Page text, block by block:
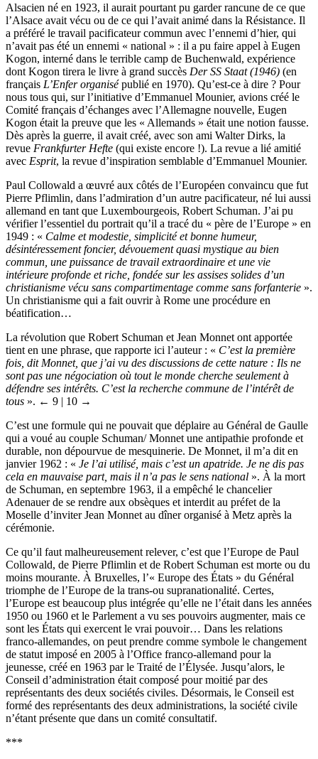
Alsacien né en 1923, il aurait pourtant pu garder rancune de ce que
l’Alsace avait vécu ou de ce qui l’avait animé dans la Résistance. Il
a préféré le travail pacificateur commun avec l’ennemi d’hier, qui
n’avait pas été un ennemi « national » : il a pu faire appel à Eugen
Kogon, interné dans le terrible camp de Buchenwald, expérience
dont Kogon tirera le livre à grand succès Der SS Staat (1946) (en
français L’Enfer organisépublié en 1970). Qu’est-ce à dire ? Pour
nous tous qui, sur l’initiative d’Emmanuel Mounier, avions créé le
Comité français d’échanges avec l’Allemagne nouvelle, Eugen
Kogon était la preuve que les « Allemands » était une notion fausse.
Dès après la guerre, il avait créé, avec son ami Walter Dirks, la
revue Frankfurter Hefte (qui existe encore !). La revue a lié amitié
avec Esprit, la revue d’inspiration semblable d’Emmanuel Mounier.
Paul Collowald a œuvré aux côtés de l’Européen convaincu que fut
Pierre Pflimlin, dans l’admiration d’un autre pacificateur, né lui aussi
allemand en tant que Luxembourgeois, Robert Schuman. J’ai pu
vérifier l’essentiel du portrait qu’il a tracé du « père de l’Europe » en
1949 : « Calme et modestie, simplicité et bonne humeur,
désintéressement foncier, dévouement quasi mystique au bien
commun, une puissance de travail extraordinaire et une vie
intérieure profonde et riche, fondée sur les assises solides d’un
christianisme vécu sans compartimentage comme sans forfanterie ».
Un christianisme qui a fait ouvrir à Rome une procédure en
béatification…
La révolution que Robert Schuman et Jean Monnet ont apportée
tient en une phrase, que rapporte ici l’auteur : « C’est la première
fois, dit Monnet, que j’ai vu des discussions de cette nature : Ils ne
sont pas une négociation où tout le monde cherche seulement à
défendre ses intérêts. C’est la recherche commune de l’intérêt de
tous ». ← 9 | 10 →
C’est une formule qui ne pouvait que déplaire au Général de Gaulle
qui a voué au couple Schuman/ Monnet une antipathie profonde et
durable, non dépourvue de mesquinerie. De Monnet, il m’a dit en
janvier 1962 : « Je l’ai utilisé, mais c’est un apatride. Je ne dis pas
cela en mauvaise part, mais il n’a pas le sens national ». À la mort
de Schuman, en septembre 1963, il a empêché le chancelier
Adenauer de se rendre aux obsèques et interdit au préfet de la
Moselle d’inviter Jean Monnet au dîner organisé à Metz après la
cérémonie.
Ce qu’il faut malheureusement relever, c’est que l’Europe de Paul
Collowald, de Pierre Pflimlin et de Robert Schuman est morte ou du
moins mourante. À Bruxelles, l’« Europe des États » du Général
triomphe de l’Europe de la trans-ou supranationalité. Certes,
l’Europe est beaucoup plus intégrée qu’elle ne l’était dans les années
1950 ou 1960 et le Parlement a vu ses pouvoirs augmenter, mais ce
sont les États qui exercent le vrai pouvoir… Dans les relations
franco-allemandes, on peut prendre comme symbole le changement
de statut imposé en 2005 à l’Office franco-allemand pour la
jeunesse, créé en 1963 par le Traité de l’Élysée. Jusqu’alors, le
Conseil d’administration était composé pour moitié par des
représentants des deux sociétés civiles. Désormais, le Conseil est
formé des représentants des deux administrations, la société civile
n’étant présente que dans un comité consultatif.
***